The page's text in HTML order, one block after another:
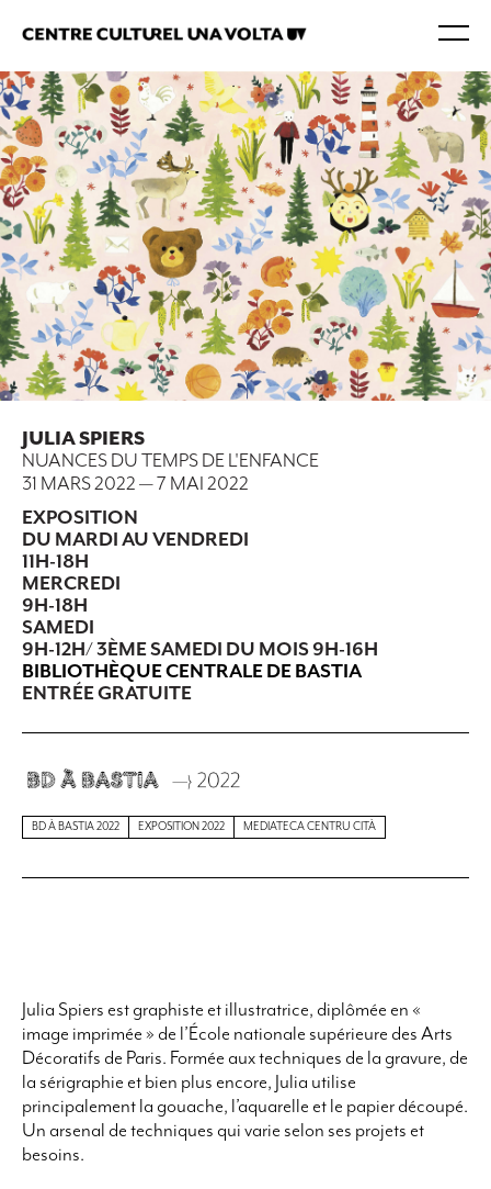
JULIA SPIERS
NUANCES DU TEMPS DE L'ENFANCE
31 MARS 2022 —7 MAI 2022
EXPOSITION
DU MARDI AU VENDREDI
11H-18H
MERCREDI
9H-18H
SAMEDI
9H-12H/ 3ÈME SAMEDI DU MOIS 9H-16H
BIBLIOTHÈQUE CENTRALE DE BASTIA
ENTRÉE GRATUITE
BD À BASTIA 2022 EXPOSITION 2022 MEDIATECA CENTRU CITÀ
Julia Spiers est graphiste et illustratrice, diplômée en «
image imprimée » de l’École nationale supérieure des Arts
Décoratifs de Paris. Formée aux techniques de la gravure, de
la sérigraphie et bien plus encore, Julia utilise
principalement la gouache, l’aquarelle et le papier découpé.
Un arsenal de techniques qui varie selon ses projets et
besoins.